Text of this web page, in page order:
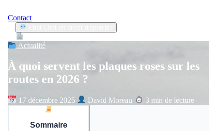
Contact
Actualité
À quoi servent les plaques roses sur les
routes en 2026 ?
17 décembre 2025 David Moreau 3 min de lecture
Sommaire